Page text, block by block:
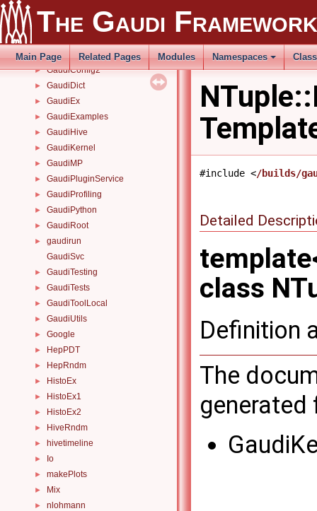
The Gaudi Framework
Main Page Related Pages Modules Namespaces
GaudiAlg
► GaudiConfig
► GaudiConfig2
► GaudiDict
► GaudiEx
► GaudiExamples
► GaudiHive
► GaudiKernel
► GaudiMP
► GaudiPluginService
► GaudiProfiling
► GaudiPython
► GaudiRoot
►
gaudirun
GaudiSvc
► GaudiTesting
► GaudiTests
► GaudiToolLocal
► GaudiUtils
► Google
► HepPDT
► HepRndm
► HistoEx
► HistoEx1
► HistoEx2
► HiveRndm
► hivetimeline
► Io
► makePlots
► Mix
► nlohmann
#include </builds/
Detailed
class
Definition
The